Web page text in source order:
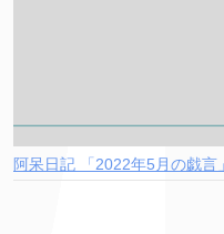
阿呆日記 「2022年5月の戯言」